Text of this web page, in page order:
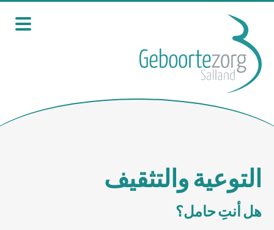
التوعية والتثقيف
هل أنتِ حامل؟